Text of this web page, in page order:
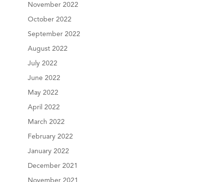
November 2022
October 2022
September 2022
August 2022
July 2022
June 2022
May 2022
April 2022
March 2022
February 2022
January 2022
December 2021
November 2021